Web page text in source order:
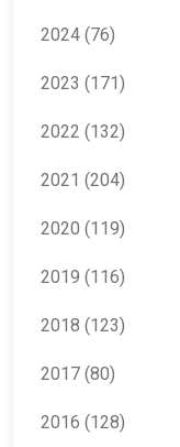
2024 (76)
2023 (171)
2022 (132)
2021 (204)
2020 (119)
2019 (116)
2018 (123)
2017 (80)
2016 (128)